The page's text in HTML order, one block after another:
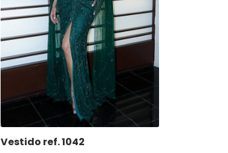
Vestido ref. 1042